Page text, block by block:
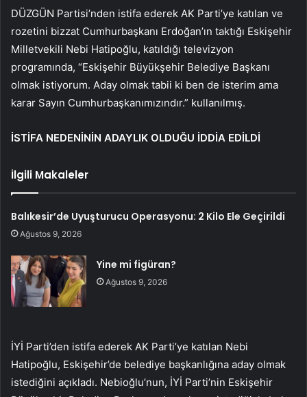
DÜZGÜN Partisi’nden istifa ederek AK Parti’ye katılan ve
rozetini bizzat Cumhurbaşkanı Erdoğan’ın taktığı Eskişehir
Milletvekili Nebi Hatipoğlu, katıldığı televizyon
programında, “Eskişehir Büyükşehir Belediye Başkanı
olmak istiyorum. Aday olmak tabii ki ben de isterim ama
karar Sayın Cumhurbaşkanımızındır.” kullanılmış.
İSTİFA NEDENİNİN ADAYLIK OLDUĞU İDDİA EDİLDİ
İlgili Makaleler
Balıkesir’de Uyuşturucu Operasyonu: 2 Kilo Ele Geçirildi
Ağustos 9, 2026
Yine mi figüran?
Ağustos 9, 2026
İYİ Parti’den istifa ederek AK Parti’ye katılan Nebi
Hatipoğlu, Eskişehir’de belediye başkanlığına aday olmak
istediğini açıkladı. Nebioğlu’nun, İYİ Parti’nin Eskişehir